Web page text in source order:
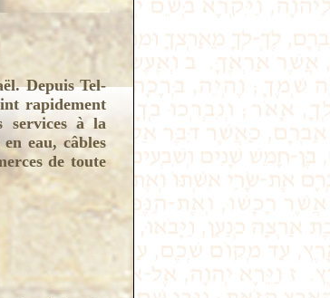
Depuis Tel-
rapidement
services à la
eau, câbles
de toute